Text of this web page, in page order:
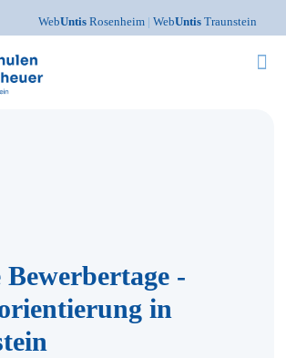
WebUntis Rosenheim | WebUntis Traunstein
Bewerber­tage -
in